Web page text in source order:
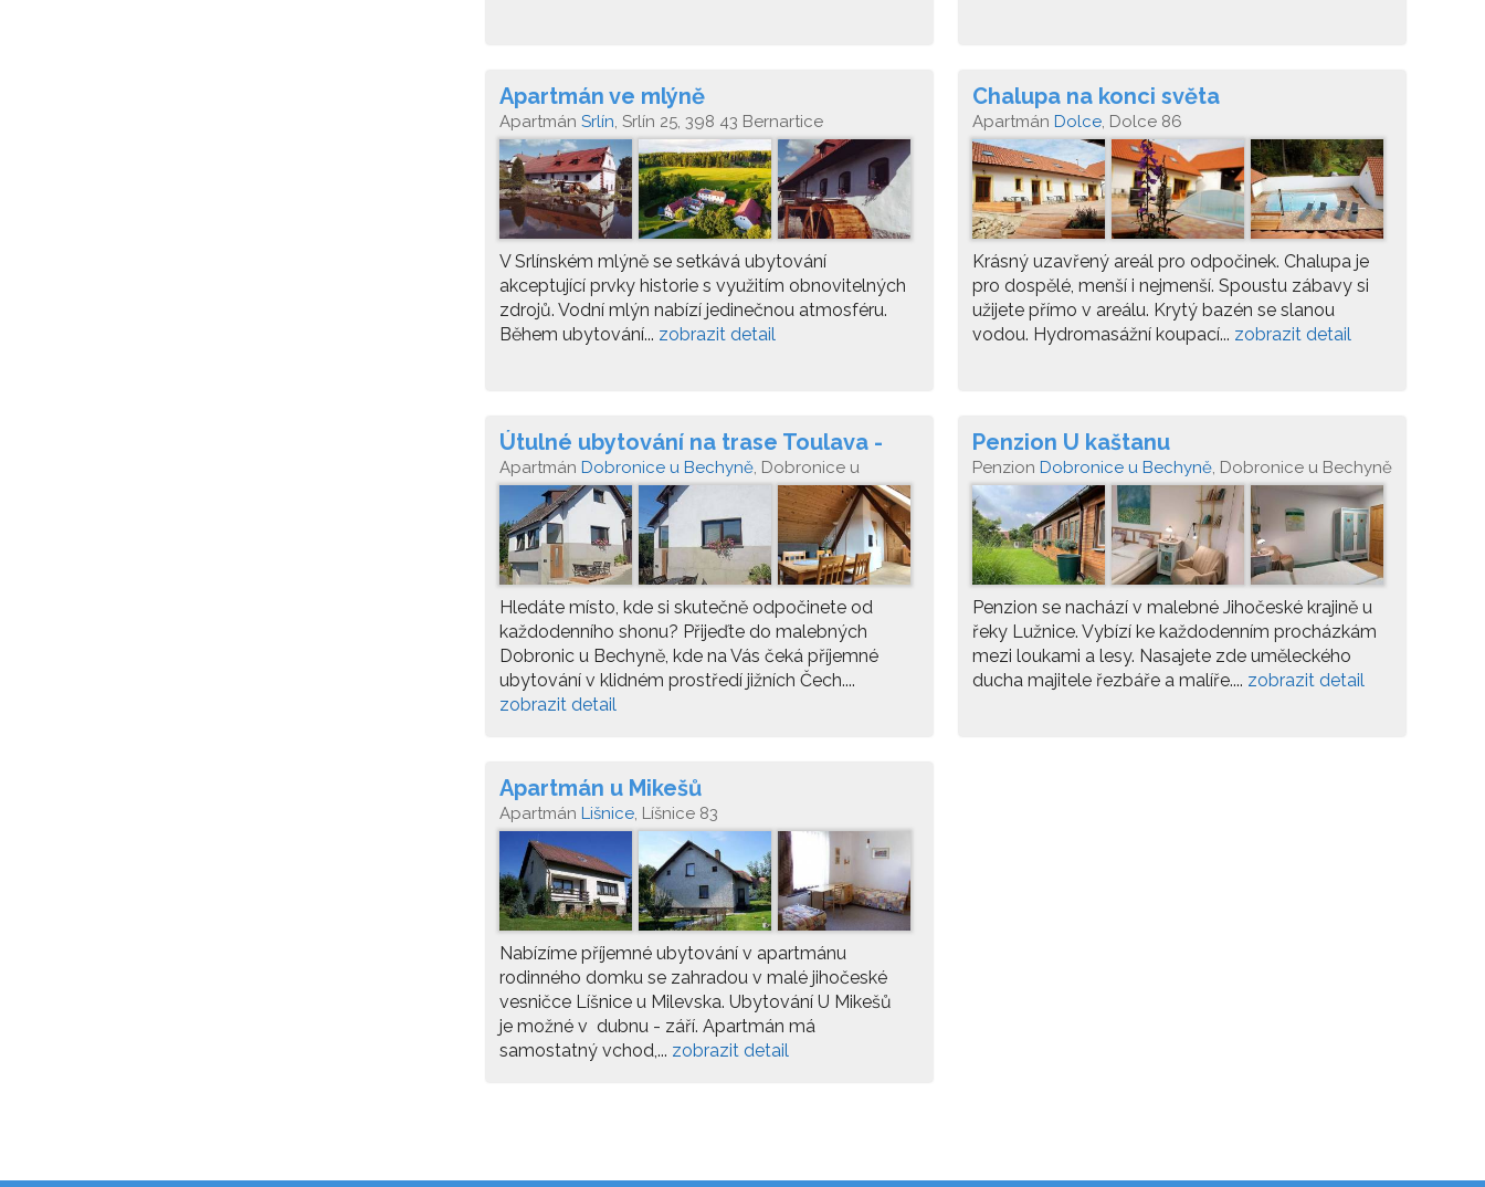
Apartmán ve mlýně
Apartmán Srlín, Srlín 25, 398 43 Bernartice
V Srlínském mlýně se setkává ubytování
akceptující prvky historie s využitím obnovitelných
zdrojů. Vodní mlýn nabízí jedinečnou atmosféru.
Během ubytování... zobrazit detail
Chalupa na konci světa
Apartmán Dolce, Dolce 86
Krásný uzavřený areál pro odpočinek. Chalupa je
pro dospělé, menší i nejmenší. Spoustu zábavy si
užijete přímo v areálu. Krytý bazén se slanou
vodou. Hydromasážní koupací... zobrazit detail
Útulné ubytování na trase Toulava -
apartmány Capi
Apartmán Dobronice u Bechyně, Dobronice u
Bechyně 75, 391 65
Hledáte místo, kde si skutečně odpočinete od
každodenního shonu? Přijeďte do malebných
Dobronic u Bechyně, kde na Vás čeká příjemné
ubytování v klidném prostředí jižních Čech....
zobrazit detail
Penzion U kaštanu
Penzion Dobronice u Bechyně, Dobronice u Bechyně
102, 391 65
Penzion se nachází v malebné Jihočeské krajině u
řeky Lužnice. Vybízí ke každodenním procházkám
mezi loukami a lesy. Nasajete zde uměleckého
ducha majitele řezbáře a malíře.... zobrazit detail
Apartmán u Mikešů
Apartmán Lišnice, Líšnice 83
Nabízíme příjemné ubytování v apartmánu
rodinného domku se zahradou v malé jihočeské
vesničce Líšnice u Milevska. Ubytování U Mikešů
je možné v dubnu - září. Apartmán má
samostatný vchod,... zobrazit detail